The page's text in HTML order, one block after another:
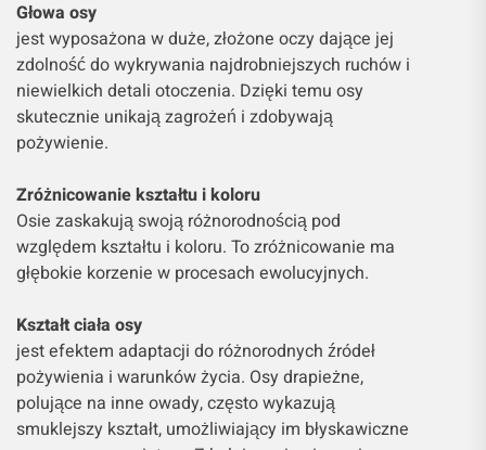
Głowa osy
jest wyposażona w duże, złożone oczy dające jej
zdolność do wykrywania najdrobniejszych ruchów i
niewielkich detali otoczenia. Dzięki temu osy
skutecznie unikają zagrożeń i zdobywają
pożywienie.
Zróżnicowanie kształtu i koloru
Osie zaskakują swoją różnorodnością pod
względem kształtu i koloru. To zróżnicowanie ma
głębokie korzenie w procesach ewolucyjnych.
Kształt ciała osy
jest efektem adaptacji do różnorodnych źródeł
pożywienia i warunków życia. Osy drapieżne,
polujące na inne owady, często wykazują
smuklejszy kształt, umożliwiający im błyskawiczne